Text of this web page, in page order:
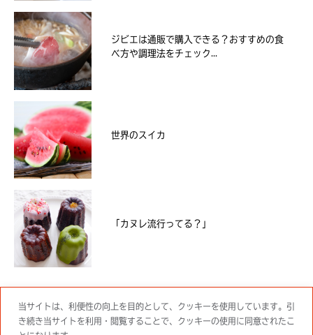
ジビエは通販で購入できる？おすすめの食
べ方や調理法をチェック...
世界のスイカ
「カヌレ流行ってる？」
当サイトは、利便性の向上を目的として、クッキーを使用しています。引
き続き当サイトを利用・閲覧することで、クッキーの使用に同意されたこ